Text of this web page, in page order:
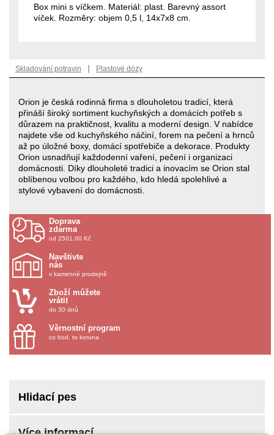
Box mini s víčkem. Materiál: plast. Barevný assort
víček. Rozměry: objem 0,5 l, 14x7x8 cm.
Skladování potravin | Plastové dózy
Orion je česká rodinná firma s dlouholetou tradicí, která
přináší široký sortiment kuchyňských a domácích potřeb s
důrazem na praktičnost, kvalitu a moderní design. V nabídce
najdete vše od kuchyňského náčiní, forem na pečení a hrnců
až po úložné boxy, domácí spotřebiče a dekorace. Produkty
Orion usnadňují každodenní vaření, pečení i organizaci
domácnosti. Díky dlouholeté tradici a inovacím se Orion stal
oblíbenou volbou pro každého, kdo hledá spolehlivé a
stylové vybavení do domácnosti.
Doprava
zdarma
od 2501.00 Kč
Navštivte
nás
v kamenné prodejně
Zboží můžete
vrátit
do 30 dnů
Věrnostní program
co bod, to koruna
Hlidací pes
Více informací